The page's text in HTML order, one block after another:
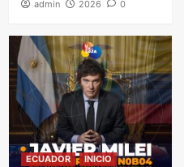
admin 2026 0
ECUADOR
INICIO